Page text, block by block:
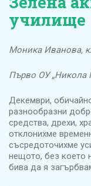
училище
Моника Иванова,
Първо ОУ „Никола
Декември,
разнообразни
средства, дрехи,
отклонихме
съсредоточихме
нещото, без което
бива да я